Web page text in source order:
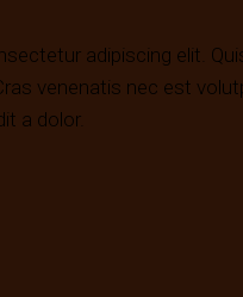
adipiscing elit.
venenatis nec est
a dolor.